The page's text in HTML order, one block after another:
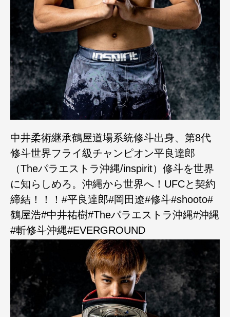
中井柔術継承鶴屋道場系統修斗出身、第8代
修斗世界フライ級チャンピオン平良達郎
（Theパラエストラ沖縄/inspirit）修斗を世界
に知らしめろ。沖縄から世界へ！UFCと契約
締結！！！#平良達郎#岡田遼#修斗#shooto#
鶴屋浩#中井祐樹#Theパラエストラ沖縄#沖縄
#斬修斗沖縄#EVERGROUND